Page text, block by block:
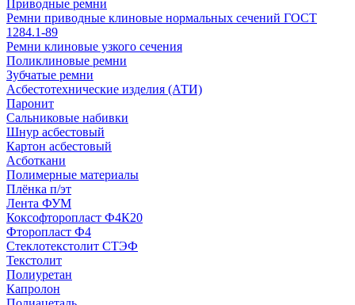
Приводные ремни
Ремни приводные клиновые нормальных сечений ГОСТ
1284.1-89
Ремни клиновые узкого сечения
Поликлиновые ремни
Зубчатые ремни
Асбестотехнические изделия (АТИ)
Паронит
Сальниковые набивки
Шнур асбестовый
Картон асбестовый
Асботкани
Полимерные материалы
Плёнка п/эт
Лента ФУМ
Коксофторопласт Ф4К20
Фторопласт Ф4
Стеклотекстолит СТЭФ
Текстолит
Полиуретан
Капролон